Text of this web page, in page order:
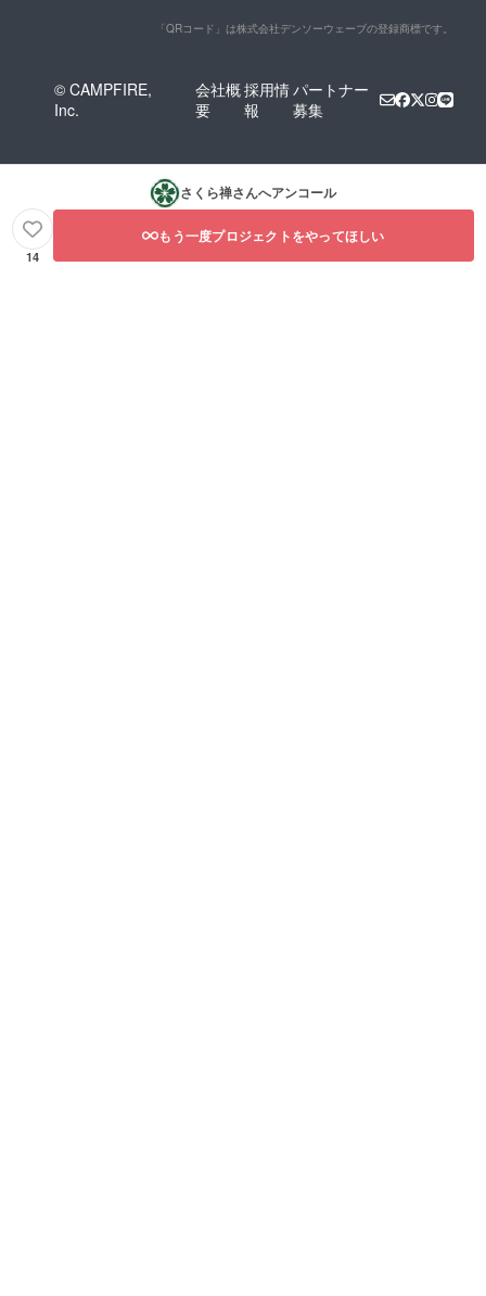
「QRコード」は株式会社デンソーウェーブの登録商標です。
© CAMPFIRE,
Inc.
会社概
要
採用情
報
パートナー
募集
さくら禅さんへアンコール
14
もう一度プロジェクトをやってほしい